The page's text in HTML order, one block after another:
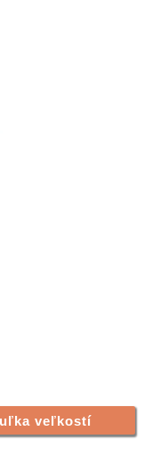
veľkostí